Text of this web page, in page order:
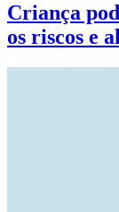
Criança
os riscos e